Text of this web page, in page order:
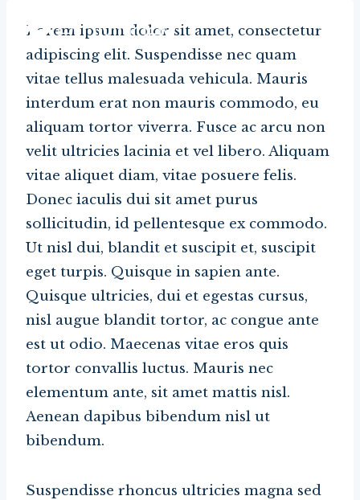
content
Lorem ipsum dolor sit amet, consectetur
adipiscing elit. Suspendisse nec quam
vitae tellus malesuada vehicula. Mauris
interdum erat non mauris commodo, eu
aliquam tortor viverra. Fusce ac arcu non
velit ultricies lacinia et vel libero. Aliquam
vitae aliquet diam, vitae posuere felis.
Donec iaculis dui sit amet purus
sollicitudin, id pellentesque ex commodo.
Ut nisl dui, blandit et suscipit et, suscipit
eget turpis. Quisque in sapien ante.
Quisque ultricies, dui et egestas cursus,
nisl augue blandit tortor, ac congue ante
est ut odio. Maecenas vitae eros quis
tortor convallis luctus. Mauris nec
elementum ante, sit amet mattis nisl.
Aenean dapibus bibendum nisl ut
bibendum.
Suspendisse rhoncus ultricies magna sed